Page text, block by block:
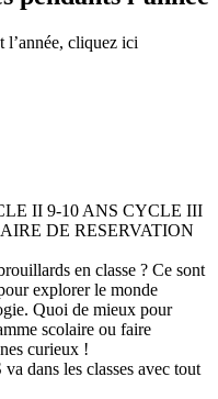
l’année, cliquez ici
II 9-10 ANS CYCLE III
DE RESERVATION
en classe ? Ce sont
explorer le monde
Quoi de mieux pour
scolaire ou faire
curieux !
dans les classes avec tout